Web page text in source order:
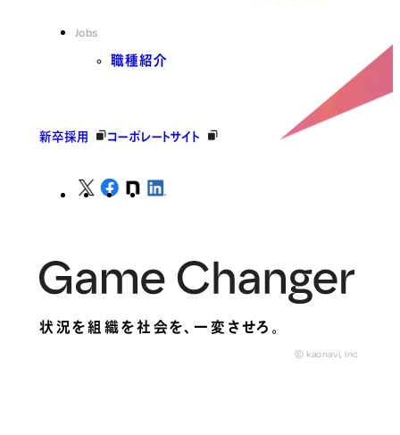
Jobs
職種紹介
新卒採用 コーポレートサイト
状況を組織を社会を、一変させろ。
© kaonavi, Inc